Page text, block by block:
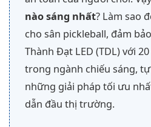
nào sáng nhất? Làm sao
cho sân pickleball, đảm
Thành Đạt LED (TDL) với
trong ngành chiếu sáng,
những giải pháp tối ưu
dẫn đầu thị trường.